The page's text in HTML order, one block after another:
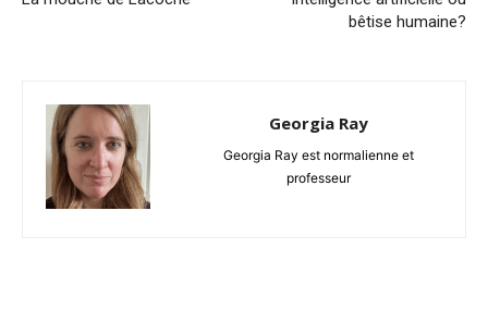
bêtise humaine?
Georgia Ray
Georgia Ray est normalienne et
professeur